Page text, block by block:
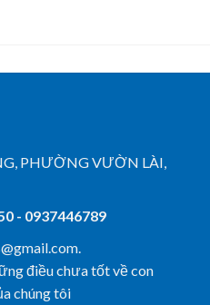
PHƯỜNG VƯỜN LÀI,
- 0937446789
điều chưa tốt về con
chúng tôi